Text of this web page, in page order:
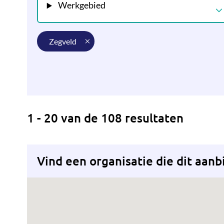
Werkgebied
zegveld
1 - 20 van de 108 resultaten
Vind een organisatie die dit